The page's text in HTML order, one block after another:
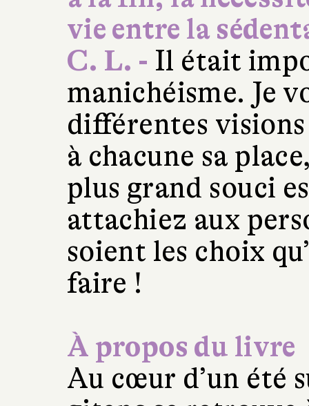
vie entre la
C. L. - Il était
manichéisme. Je
différentes
à chacune sa
plus grand souci
attachiez aux
soient les choix
faire !
À propos du livre
Au cœur d’un été